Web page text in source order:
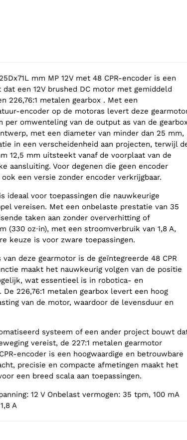
mm MP 12V met 48 CPR-encoder is een
een 12V brushed DC motor met gemiddeld
226,76:1 metalen gearbox . Met een
encoder op de motoras levert deze
per omwenteling van de output as van de
met een diameter van minder dan 25 mm,
in een verscheidenheid aan projecten, terwijl
12,5 mm uitsteekt vanaf de voorplaat van de
aansluiting. Voor degenen die geen encoder
een versie zonder encoder verkrijgbaar.
ideaal voor toepassingen die nauwkeurige
vereisen. Met een onbelaste prestatie van 35
taken aan zonder oververhitting of
(330 oz⋅in), met een stroomverbruik van 1,8 A,
keuze is voor zware toepassingen.
deze gearmotor is de geïntegreerde 48 CPR
maakt het nauwkeurig volgen van de positie
wat essentieel is in robotica- en
226,76:1 metalen gearbox levert een hoog
van de motor, waardoor de levensduur en
systeem of een ander project bouwt
vereist, de 227:1 metalen gearmotor
encoder is een hoogwaardige en betrouwbare
precisie en compacte afmetingen maakt het
een breed scala aan toepassingen.
12 V Onbelast vermogen: 35 tpm, 100 mA
A